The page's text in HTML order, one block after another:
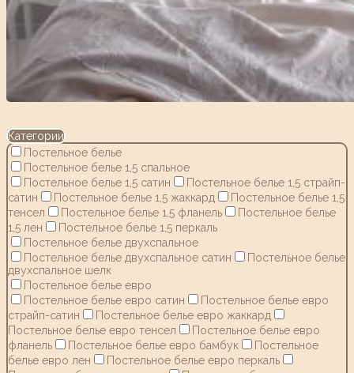
Категории
Постельное белье
Постельное белье 1,5 спальное
Постельное белье 1,5 сатин
Постельное белье 1,5 страйп-
сатин
Постельное белье 1,5 жаккард
Постельное белье 1,5
тенсел
Постельное белье 1,5 фланель
Постельное белье
1,5 лен
Постельное белье 1,5 перкаль
Постельное белье двухспальное
Постельное белье двухспальное сатин
Постельное белье
двухспальное шелк
Постельное белье евро
Постельное белье евро сатин
Постельное белье евро
страйп-сатин
Постельное белье евро жаккард
Постельное белье евро тенсел
Постельное белье евро
фланель
Постельное белье евро бамбук
Постельное
белье евро лен
Постельное белье евро перкаль